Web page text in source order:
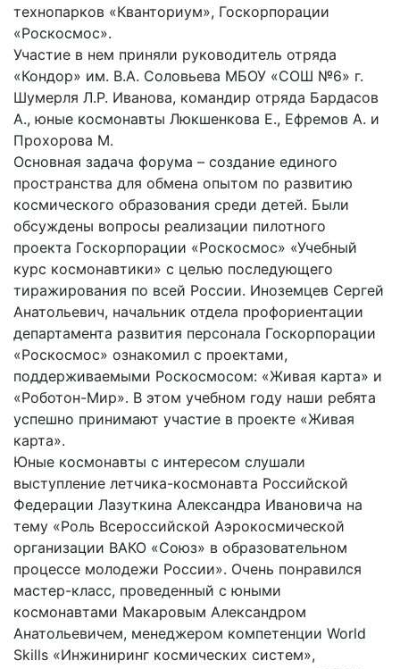
технопарков «Кванториум», Госкорпорации
«Роскосмос».
Участие в нем приняли руководитель отряда
«Кондор» им. В.А. Соловьева МБОУ «СОШ №6» г.
Шумерля Л.Р. Иванова, командир отряда Бардасов
А., юные космонавты Люкшенкова Е., Ефремов А. и
Прохорова М.
Основная задача форума – создание единого
пространства для обмена опытом по развитию
космического образования среди детей. Были
обсуждены вопросы реализации пилотного
проекта Госкорпорации «Роскосмос» «Учебный
курс космонавтики» с целью последующего
тиражирования по всей России. Иноземцев Сергей
Анатольевич, начальник отдела профориентации
департамента развития персонала Госкорпорации
«Роскосмос» ознакомил с проектами,
поддерживаемыми Роскосмосом: «Живая карта» и
«Роботон-Мир». В этом учебном году наши ребята
успешно принимают участие в проекте «Живая
карта».
Юные космонавты с интересом слушали
выступление летчика-космонавта Российской
Федерации Лазуткина Александра Ивановича на
тему «Роль Всероссийской Аэрокосмической
организации ВАКО «Союз» в образовательном
процессе молодежи России». Очень понравился
мастер-класс, проведенный с юными
космонавтами Макаровым Александром
Анатольевичем, менеджером компетенции World
Skills «Инжиниринг космических систем»,